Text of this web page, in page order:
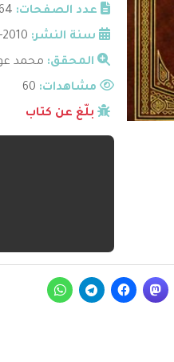
عدد الصفحات:
سنة النشر: 2010-1431
المحقق: محمد
مشاهدات:
بلّغ عن كتاب